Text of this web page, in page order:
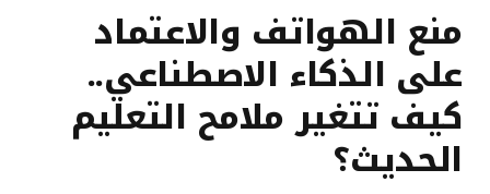
منع الهواتف والاعتماد
على الذكاء الاصطناعي..
كيف تتغير ملامح التعليم
الحديث؟